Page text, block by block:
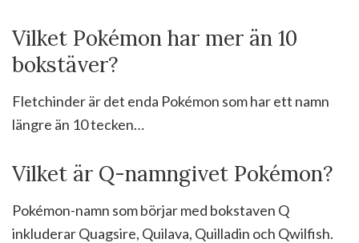
Vilket Pokémon har mer än 10
bokstäver?
Fletchinder är det enda Pokémon som har ett namn
längre än 10 tecken…
Vilket är Q-namngivet Pokémon?
Pokémon-namn som börjar med bokstaven Q
inkluderar Quagsire, Quilava, Quilladin och Qwilfish.